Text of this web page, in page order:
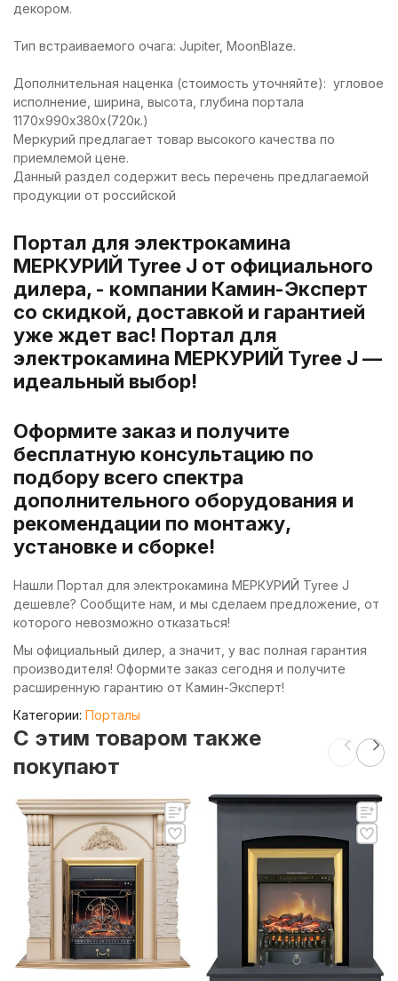
декором.
Тип встраиваемого очага: Jupiter, MoonBlaze.
Дополнительная наценка (стоимость уточняйте): угловое
исполнение, ширина, высота, глубина портала
1170х990х380х(720к.)
Меркурий предлагает товар высокого качества по
приемлемой цене.
Данный раздел содержит весь перечень предлагаемой
продукции от российской
Портал для электрокамина
МЕРКУРИЙ Tyree J от официального
дилера, - компании Камин-Эксперт
со скидкой, доставкой и гарантией
уже ждет вас! Портал для
электрокамина МЕРКУРИЙ Tyree J —
идеальный выбор!
Оформите заказ и получите
бесплатную консультацию по
подбору всего спектра
дополнительного оборудования и
рекомендации по монтажу,
установке и сборке!
Нашли Портал для электрокамина МЕРКУРИЙ Tyree J
дешевле? Сообщите нам, и мы сделаем предложение, от
которого невозможно отказаться!
Мы официальный дилер, а значит, у вас полная гарантия
производителя! Оформите заказ сегодня и получите
расширенную гарантию от Камин-Эксперт!
Категории: Порталы
C этим товаром также
покупают